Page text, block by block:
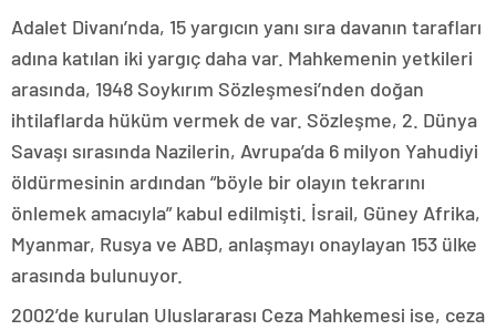
Adalet Divanı’nda, 15 yargıcın yanı sıra davanın tarafları
adına katılan iki yargıç daha var. Mahkemenin yetkileri
arasında, 1948 Soykırım Sözleşmesi’nden doğan
ihtilaflarda hüküm vermek de var. Sözleşme, 2. Dünya
Savaşı sırasında Nazilerin, Avrupa’da 6 milyon Yahudiyi
öldürmesinin ardından “böyle bir olayın tekrarını
önlemek amacıyla” kabul edilmişti. İsrail, Güney Afrika,
Myanmar, Rusya ve ABD, anlaşmayı onaylayan 153 ülke
arasında bulunuyor.
2002’de kurulan Uluslararası Ceza Mahkemesi ise, ceza